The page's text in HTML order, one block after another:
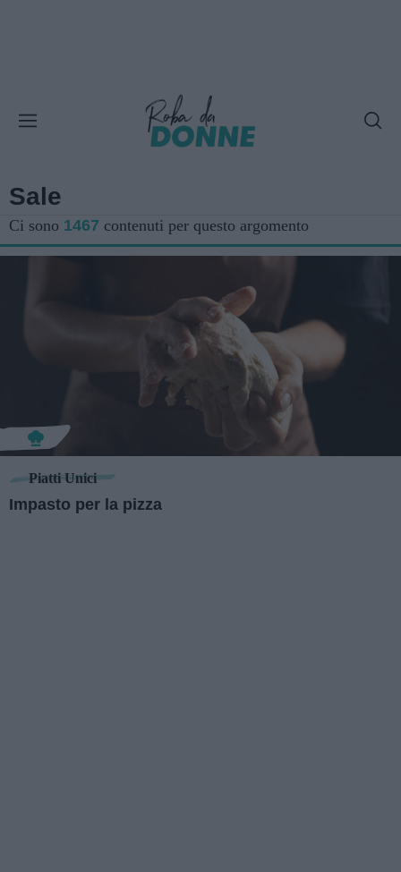
Sale
Ci sono 1467 contenuti per questo argomento
Piatti Unici
Impasto per la pizza